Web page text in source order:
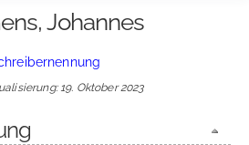
Johannes
19. Oktober 2023